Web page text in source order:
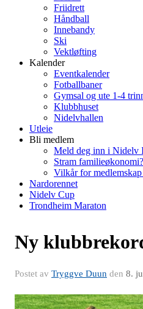
Friidrett
Håndball
Innebandy
Ski
Vektløfting
Kalender
Eventkalender
Fotballbaner
Gymsal og ute 1-4
Klubbhuset
Nidelvhallen
Utleie
Bli medlem
Meld deg inn i Nidelv
Stram familieøkonomi?
Vilkår for
Nardorennet
Nidelv Cup
Trondheim Maraton
Ny
Postet av Tryggve Duun den 8.